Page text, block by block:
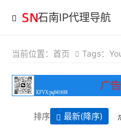
石南IP代理导航
当前位置： 首页 Tags：
排序 最新(降序)